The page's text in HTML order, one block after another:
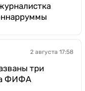
2 августа 17:58
три
ФИФА